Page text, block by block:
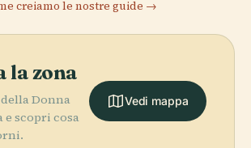
creiamo le nostre guide →
la zona
Donna
e scopri cosa
Vedi mappa